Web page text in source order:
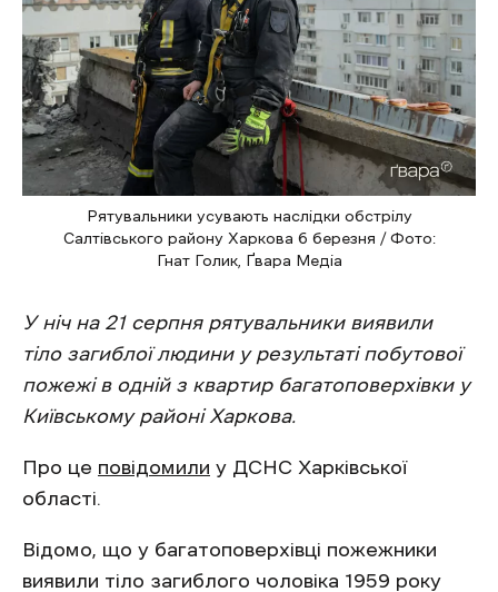
Рятувальники усувають наслідки обстрілу
Салтівського району Харкова 6 березня / Фото:
Гнат Голик, Ґвара Медіа
У ніч на 21 серпня рятувальники виявили
тіло загиблої людини у результаті побутової
пожежі в одній з квартир багатоповерхівки у
Київському районі Харкова.
Про це повідомили у ДСНС Харківської
області.
Відомо, що у багатоповерхівці пожежники
виявили тіло загиблого чоловіка 1959 року